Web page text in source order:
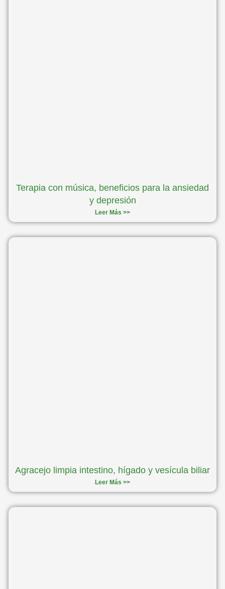
Terapia con música, beneficios para la ansiedad
y depresión
Leer Más >>
Agracejo limpia intestino, hígado y vesícula biliar
Leer Más >>